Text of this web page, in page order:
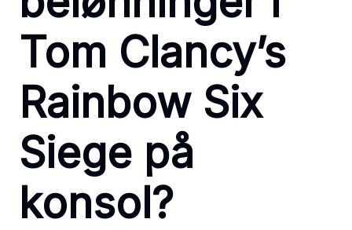
Tom Clancy’s
Rainbow Six
Siege på
konsol?